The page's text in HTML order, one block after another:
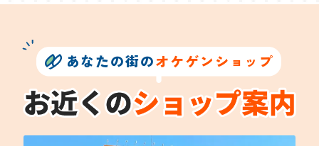
あなたの街のオケゲンショップ